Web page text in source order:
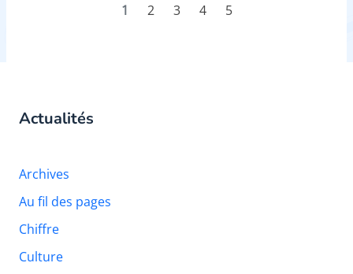
1 2 3 4 5
Actualités
Archives
Au fil des pages
Chiffre
Culture